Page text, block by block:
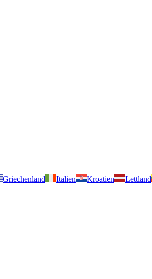
Griechenland Italien Kroatien Lettland